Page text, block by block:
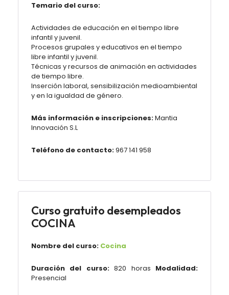
Temario del curso:
Actividades de educación en el tiempo libre
infantil y juvenil.
Procesos grupales y educativos en el tiempo
libre infantil y juvenil.
Técnicas y recursos de animación en actividades
de tiempo libre.
Inserción laboral, sensibilización medioambiental
y en la igualdad de género.
Más información e inscripciones:Mantia
Innovación S.L
Teléfono de contacto:967 141 958
Curso gratuito desempleados
COCINA
Nombre del curso: Cocina
Duración del curso:820 horas Modalidad:
Presencial